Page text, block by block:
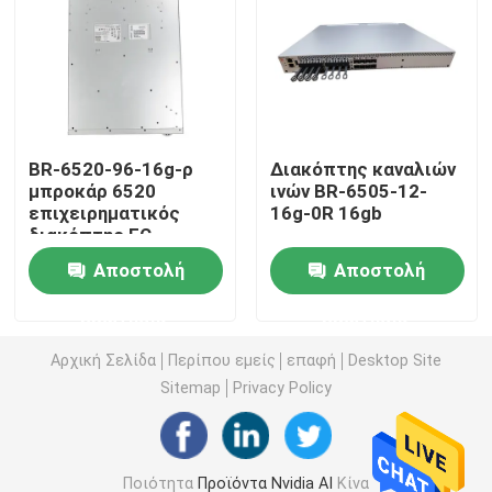
ενότητα 25G SFP28
10G ενότητα SFP
Οπτικός πομποδέκτης Finisar
κάρτα προσαρμοστών δικτύων
Άδεια ΛΟΒΩΝ μπροκάρ
BR-6520-96-16g-ρ
μπροκάρ 6520
επιχειρηματικός
διακόπτης FC
Αποστολή
Διακόπτης καναλιών
ινών BR-6505-12-
16g-0R 16gb
Αποστολή
Αρχική Σελίδα Περίπου εμείς επαφή
Desktop Site
Sitemap
Privacy Policy
Ποιότητα Προϊόντα Nvidia AI Κίνα